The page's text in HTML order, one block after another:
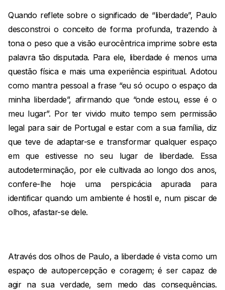
Quando reflete sobre o significado de “liberdade”, Paulo
desconstroi o conceito de forma profunda, trazendo à
tona o peso que a visão eurocêntrica imprime sobre esta
palavra tão disputada. Para ele, liberdade é menos uma
questão física e mais uma experiência espiritual. Adotou
como mantra pessoal a frase “eu só ocupo o espaço da
minha liberdade”, afirmando que “onde estou, esse é o
meu lugar”. Por ter vivido muito tempo sem permissão
legal para sair de Portugal e estar com a sua família, diz
que teve de adaptar-se e transformar qualquer espaço
em que estivesse no seu lugar de liberdade. Essa
autodeterminação, por ele cultivada ao longo dos anos,
confere-lhe hoje uma perspicácia apurada para
identificar quando um ambiente é hostil e, num piscar de
olhos, afastar-se dele.
Através dos olhos de Paulo, a liberdade é vista como um
espaço de autopercepção e coragem; é ser capaz de
agir na sua verdade, sem medo das consequências.